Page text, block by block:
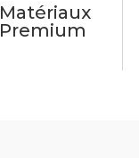
Matériaux
Premium